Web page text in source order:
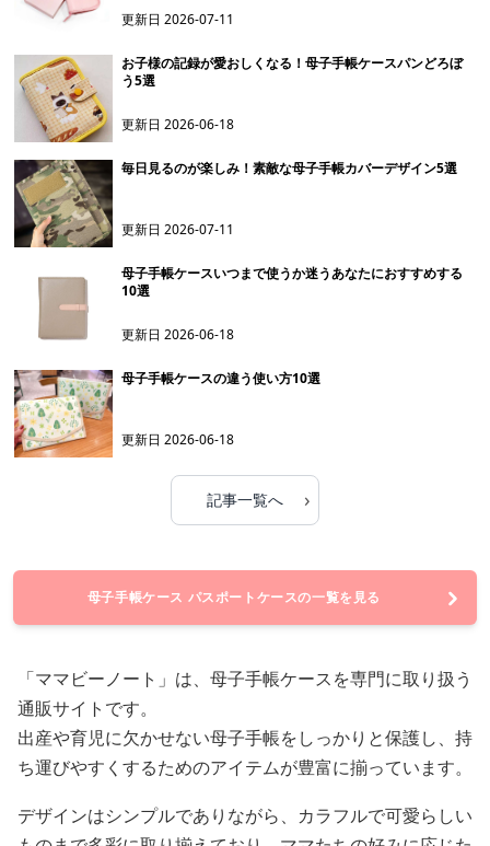
更新日2026-07-11
お子様の記録が愛おしくなる！母子手帳ケースパンどろぼ
う5選
更新日2026-06-18
毎日見るのが楽しみ！素敵な母子手帳カバーデザイン5選
更新日2026-07-11
母子手帳ケースいつまで使うか迷うあなたにおすすめする
10選
更新日2026-06-18
母子手帳ケースの違う使い方10選
更新日2026-06-18
記事一覧へ ›
母子手帳ケース パスポートケースの一覧を見る
「ママビーノート」は、母子手帳ケースを専門に取り扱う
通販サイトです。
出産や育児に欠かせない母子手帳をしっかりと保護し、持
ち運びやすくするためのアイテムが豊富に揃っています。
デザインはシンプルでありながら、カラフルで可愛らしい